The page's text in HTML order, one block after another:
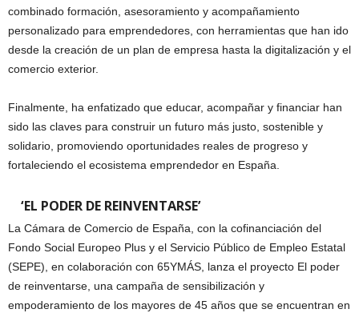
combinado formación, asesoramiento y acompañamiento
personalizado para emprendedores, con herramientas que han ido
desde la creación de un plan de empresa hasta la digitalización y el
comercio exterior.
Finalmente, ha enfatizado que educar, acompañar y financiar han
sido las claves para construir un futuro más justo, sostenible y
solidario, promoviendo oportunidades reales de progreso y
fortaleciendo el ecosistema emprendedor en España.
‘EL PODER DE REINVENTARSE’
La Cámara de Comercio de España, con la cofinanciación del
Fondo Social Europeo Plus y el Servicio Público de Empleo Estatal
(SEPE), en colaboración con 65YMÁS, lanza el proyecto El poder
de reinventarse, una campaña de sensibilización y
empoderamiento de los mayores de 45 años que se encuentran en